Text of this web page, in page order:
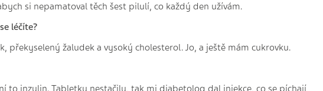
si nepamatoval těch šest pilulí, co každý den užívám.
léčíte?
překyselený žaludek a vysoký cholesterol. Jo, a ještě mám cukrovku.
to inzulin. Tabletky nestačily, tak mi diabetolog dal injekce, co se píchají